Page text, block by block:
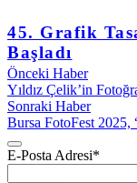
45. Grafik
Başladı
Önceki Haber
Yıldız Çelik’in
Sonraki Haber
Bursa FotoFest 2025,
E-Posta Adresi*